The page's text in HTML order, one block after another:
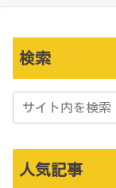
検索
人気記事